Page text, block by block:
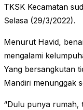
TKSK Kecamatan
Selasa (29/3/2022).
Menurut Havid,
mengalami
Yang bersangkutan
Mandiri menunggak
“Dulu punya rumah,